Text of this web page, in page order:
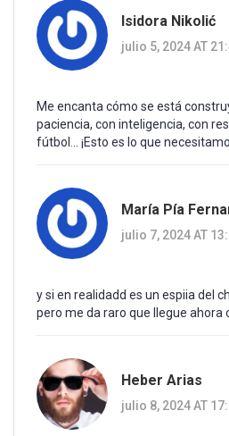
Isidora Nikolić
julio 5, 2024 AT
Me encanta cómo se está
paciencia, con inteligencia, con
fútbol... ¡Esto es lo que
María Pía
julio 7, 2024 AT
y si en realidadd es un espiia del
pero me da raro que llegue ahora
Heber Arias
julio 8, 2024 AT